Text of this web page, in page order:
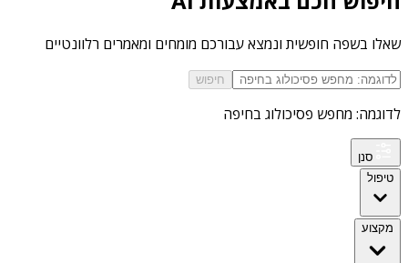
שאלו בשפה חופשית ונמצא עבורכם מומחים ומאמרים רלוונטיים
חיפוש
לדוגמה: מחפש פסיכולוג בחיפה
סנן
טיפול
מקצוע